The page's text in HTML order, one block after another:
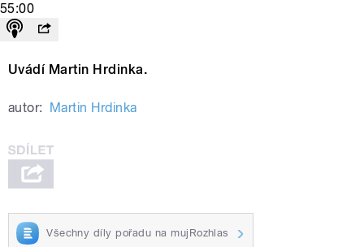
55:00
Uvádí Martin Hrdinka.
autor: Martin Hrdinka
Všechny díly pořadu na mujRozhlas